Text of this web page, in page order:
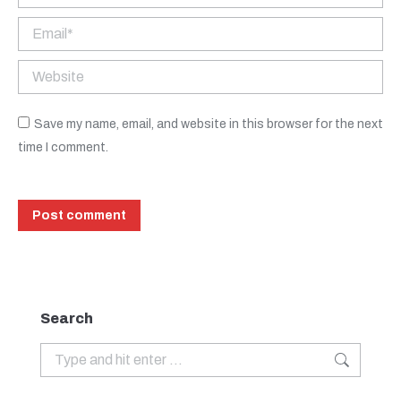
Email *
Website
Save my name, email, and website in this browser for the next
time I comment.
Post comment
Search
Search: